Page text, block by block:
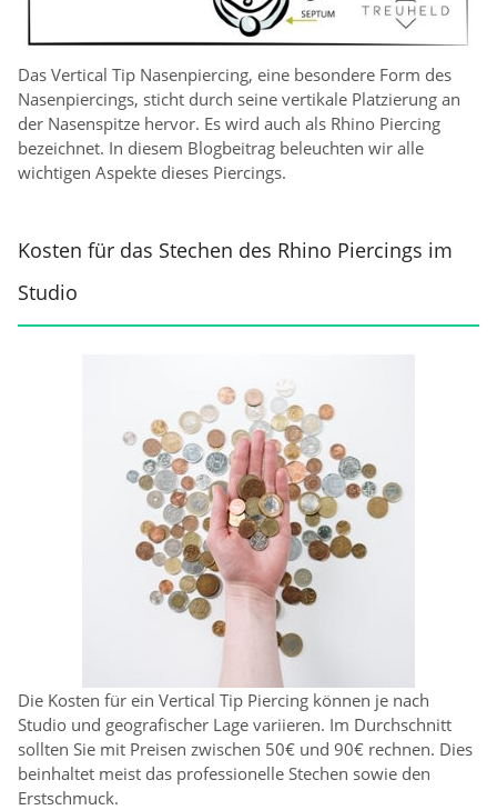
Das Vertical Tip Nasenpiercing, eine besondere Form des
Nasenpiercings, sticht durch seine vertikale Platzierung an
der Nasenspitze hervor. Es wird auch als Rhino Piercing
bezeichnet. In diesem Blogbeitrag beleuchten wir alle
wichtigen Aspekte dieses Piercings.
Kosten für das Stechen des Rhino Piercings im
Studio
Die Kosten für ein Vertical Tip Piercing können je nach
Studio und geografischer Lage variieren. Im Durchschnitt
sollten Sie mit Preisen zwischen 50€ und 90€ rechnen. Dies
beinhaltet meist das professionelle Stechen sowie den
Erstschmuck.